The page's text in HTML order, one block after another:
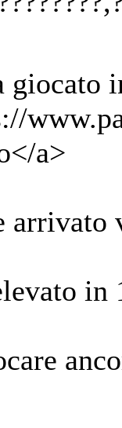
giocato
a>
arrivato
in